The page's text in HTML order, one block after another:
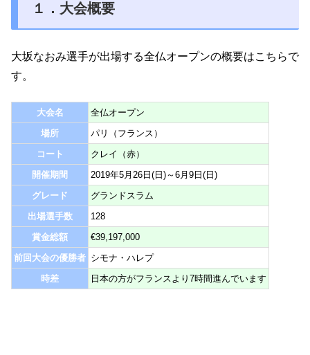
１．大会概要
大坂なおみ選手が出場する全仏オープンの概要はこちらで
す。
大会名
全仏オープン
場所
パリ（フランス）
コート
クレイ（赤）
開催期間
2019年5月26日(日)～6月9日(日)
グレード
グランドスラム
出場選手数
128
賞金総額
€39,197,000
前回大会の優勝者 シモナ・ハレプ
時差
日本の方がフランスより7時間進んでいます